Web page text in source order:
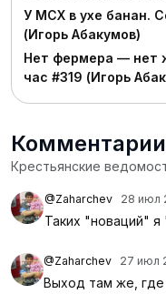
У МСХ в ухе банан.
(Игорь Абакумов)
Нет фермера — нет
час #319 (Игорь
Комментарии
Крестьянские
@Zaharchev 28 июл
Таких "новаций" я
@Zaharchev 27 июл
Выход там же, где